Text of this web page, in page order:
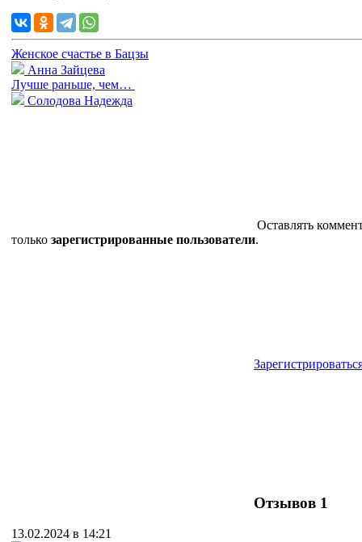
Женское счастье в Бацзы
Анна Зайцева
Лучше раньше, чем…
Солодова Надежда
Оставлять
только зарегистрированные пользователи.
Отзывов 1
13.02.2024 в 14:21